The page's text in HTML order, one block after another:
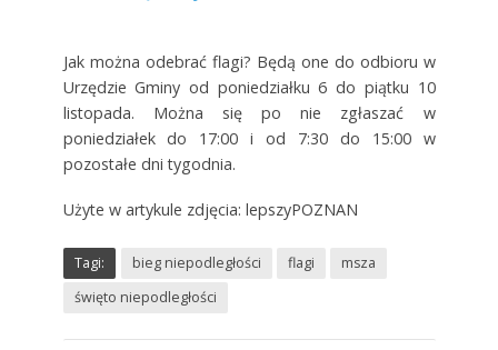
Jak można odebrać flagi? Będą one do odbioru w
Urzędzie Gminy od poniedziałku 6 do piątku 10
listopada. Można się po nie zgłaszać w
poniedziałek do 17:00 i od 7:30 do 15:00 w
pozostałe dni tygodnia.
Użyte w artykule zdjęcia: lepszyPOZNAN
Tagi: bieg niepodległości flagi
msza
święto niepodległości